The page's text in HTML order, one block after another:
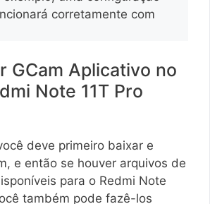
corretamente com
GCam Aplicativo no
Note 11T Pro
deve primeiro baixar e
e então se houver arquivos de
para o Redmi Note
também pode fazê-los